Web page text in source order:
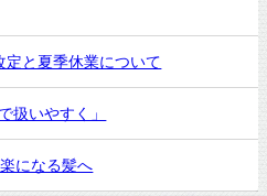
定と夏季休業について
扱いやすく」
になる髪へ